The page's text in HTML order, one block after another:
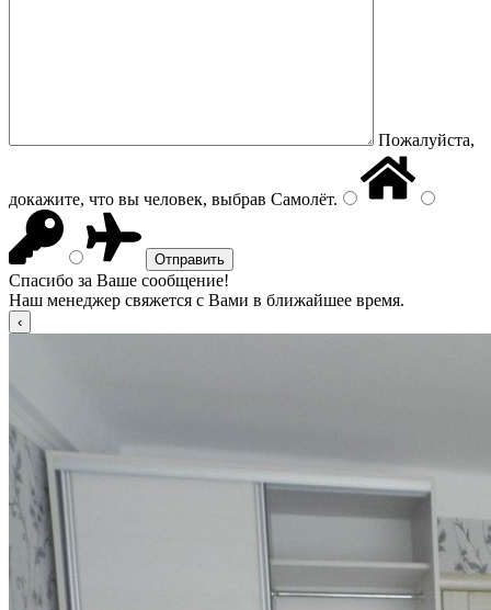
Пожалуйста,
докажите, что вы человек, выбрав Самолёт.
Спасибо за Ваше сообщение!
Наш менеджер свяжется с Вами в ближайшее время.